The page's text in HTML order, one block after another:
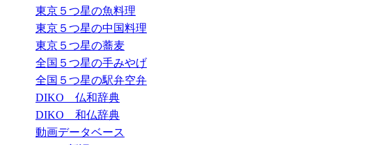
東京５つ星の魚料理
東京５つ星の中国料理
東京５つ星の蕎麦
全国５つ星の手みやげ
全国５つ星の駅弁空弁
DIKO 仏和辞典
DIKO 和仏辞典
動画データベース